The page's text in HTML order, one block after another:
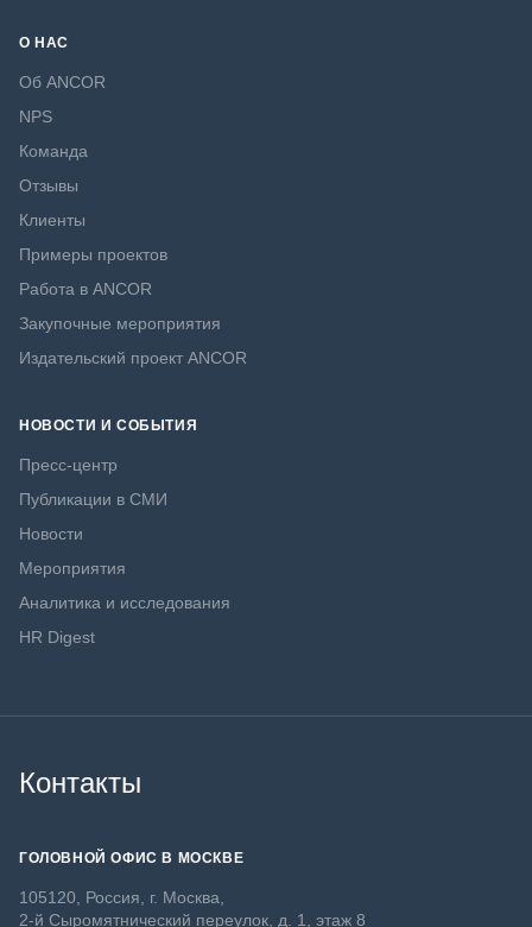
О НАС
Об ANCOR
NPS
Команда
Отзывы
Клиенты
Примеры проектов
Работа в ANCOR
Закупочные мероприятия
Издательский проект ANCOR
НОВОСТИ И СОБЫТИЯ
Пресс-центр
Публикации в СМИ
Новости
Мероприятия
Аналитика и исследования
HR Digest
Контакты
ГОЛОВНОЙ ОФИС В МОСКВЕ
105120, Россия, г. Москва,
2-й Сыромятнический переулок, д. 1, этаж 8